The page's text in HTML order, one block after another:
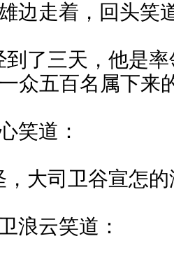
边走着，回头笑
了三天，他是率
众五百名属下来
笑道：
大司卫谷宣怎的
浪云笑道：